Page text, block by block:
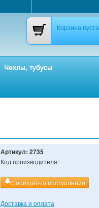
Корзина пуста
Чехлы, тубусы
Артикул: 2735
Код производителя:
Сообщить о поступлении
Доставка и оплата